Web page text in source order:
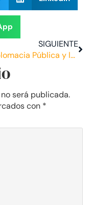
SIGUIENTE
La Diplomacia Pública y la Internacionalización de la Paz Colombiana
será publicada.
con *